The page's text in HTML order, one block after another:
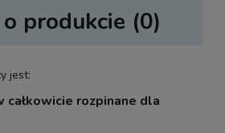
produkcie (0)
jest:
całkowicie rozpinane dla